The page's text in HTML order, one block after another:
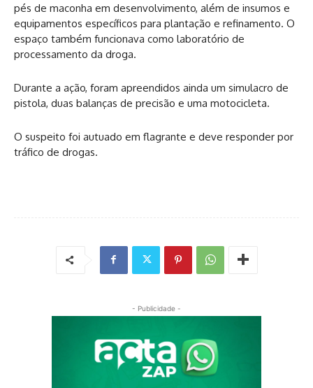
pés de maconha em desenvolvimento, além de insumos e
equipamentos específicos para plantação e refinamento. O
espaço também funcionava como laboratório de
processamento da droga.
Durante a ação, foram apreendidos ainda um simulacro de
pistola, duas balanças de precisão e uma motocicleta.
O suspeito foi autuado em flagrante e deve responder por
tráfico de drogas.
- Publicidade -